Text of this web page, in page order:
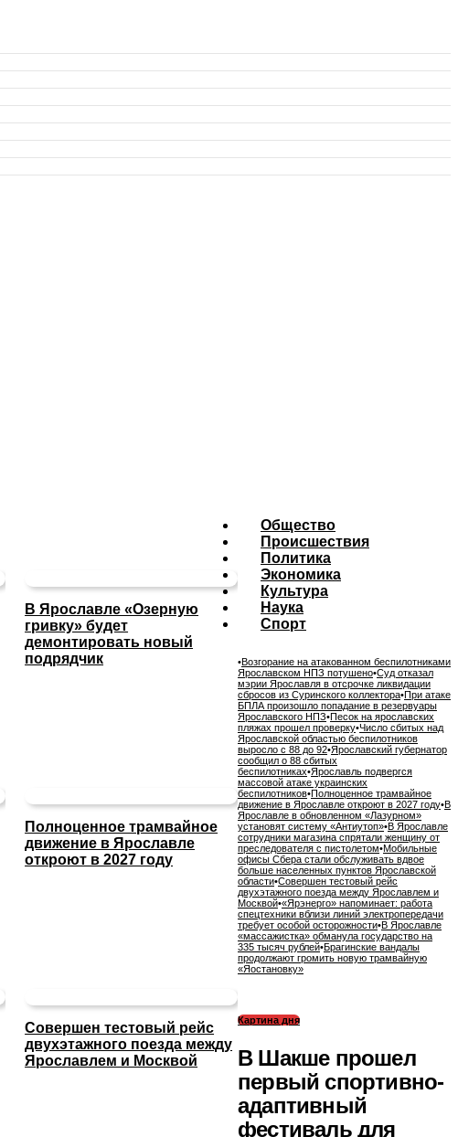
В Ярославле «Озерную
гривку» будет
демонтировать новый
подрядчик
Общество
Полноценное трамвайное
движение в Ярославле
откроют в 2027 году
Совершен тестовый рейс
двухэтажного поезда между
Ярославлем и Москвой
Происшествия
Политика
Экономика
Культура
Наука
Спорт
•Возгорание на атакованном беспилотниками
Ярославском НПЗ потушено•Суд отказал
мэрии Ярославля в отсрочке ликвидации
сбросов из Суринского коллектора•При атаке
БПЛА произошло попадание в резервуары
Ярославского НПЗ•Песок на ярославских
пляжах прошел проверку•Число сбитых над
Ярославской областью беспилотников
выросло с 88 до 92•Ярославский губернатор
сообщил о 88 сбитых
беспилотниках•Ярославль подвергся
массовой атаке украинских
беспилотников•Полноценное трамвайное
движение в Ярославле откроют в 2027 году•В
Ярославле в обновленном «Лазурном»
установят систему «Антиутоп»•В Ярославле
сотрудники магазина спрятали женщину от
преследователя с пистолетом•Мобильные
офисы Сбера стали обслуживать вдвое
больше населенных пунктов Ярославской
области•Совершен тестовый рейс
двухэтажного поезда между Ярославлем и
Москвой•«Ярэнерго» напоминает: работа
спецтехники вблизи линий электропередачи
требует особой осторожности•В Ярославле
«массажистка» обманула государство на
335 тысяч рублей•Брагинские вандалы
продолжают громить новую трамвайную
«Яостановку»
Картина дня
В Шакше прошел
первый спортивно-
адаптивный
фестиваль для